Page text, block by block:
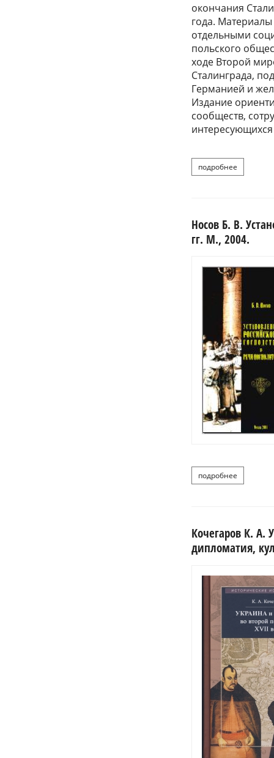
окончания
года.
отдельными
польского
ходе Второй
Сталинграда,
Германией и
Издание
сообществ,
подробнее
Носов Б. В.
гг. М., 2004.
подробнее
Кочегаров К. А.
дипломатия,